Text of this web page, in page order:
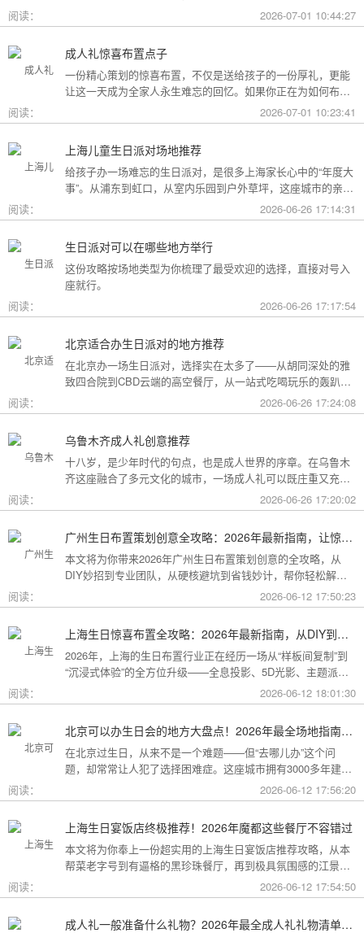
用构成参考，你可以看看哪种更贴合自己的情况。
阅读： 2026-07-01 10:44:27
成人礼惊喜布置点子
一份精心策划的惊喜布置，不仅是送给孩子的一份厚礼，更能
让这一天成为全家人永生难忘的回忆。如果你正在为如何布置
而头疼，不妨收下这份成人礼惊喜布置全攻略，从主题风格到
细节创意，帮你打造一场仪式感爆棚的成年盛典。
阅读： 2026-07-01 10:23:41
上海儿童生日派对场地推荐
给孩子办一场难忘的生日派对，是很多上海家长心中的“年度大
事”。从浦东到虹口，从室内乐园到户外草坪，这座城市的亲子
友好型场地选择越来越丰富。不过场地多了，选择也成了难
题。这份攻略按类型为你盘点了上海热门的儿童生日派对场
阅读： 2026-06-26 17:14:31
生日派对可以在哪些地方举行
这份攻略按场地类型为你梳理了最受欢迎的选择，直接对号入
座就行。
阅读：
2026-06-26 17:17:54
北京适合办生日派对的地方推荐
在北京办一场生日派对，选择实在太多了——从胡同深处的雅
致四合院到CBD云端的高空餐厅，从一站式吃喝玩乐的轰趴别
墅到充满野趣的京郊草坪。为了让你快速找到最心仪的那一
个，我把不同类型的场地分好了类，直接对号入座就行。
阅读： 2026-06-26 17:24:08
乌鲁木齐成人礼创意推荐
十八岁，是少年时代的句点，也是成人世界的序章。在乌鲁木
齐这座融合了多元文化的城市，一场成人礼可以既庄重又充满
创意。这份攻略为你梳理了从传统仪式到现代派对的多种可
能，希望能帮你找到最独特的那一种。
阅读： 2026-06-26 17:20:02
广州生日布置策划创意全攻略：2026年最新指南，让惊喜成为最难忘的记忆
本文将为你带来2026年广州生日布置策划创意的全攻略，从
DIY妙招到专业团队，从硬核避坑到省钱妙计，帮你轻松解锁
阅读： 2026-06-12 17:50:23
上海生日惊喜布置全攻略：2026年最新指南，从DIY到专业策划一站搞定
2026年，上海的生日布置行业正在经历一场从“样板间复制”到
“沉浸式体验”的全方位升级——全息投影、5D光影、主题派对
套餐层出不穷。本文将为你带来上海生日惊喜布置的2026年最
新全攻略，从低成本DIY到高端定制，从惊喜创意到趋势解
阅读： 2026-06-12 18:01:30
北京可以办生日会的地方大盘点！2026年最全场地指南，总有一款适合你
在北京过生日，从来不是一个难题——但“去哪儿办”这个问
题，却常常让人犯了选择困难症。这座城市拥有3000多年建城
史，既有恢弘大气的皇家园林、典雅别致的胡同四合院，也有
摩登时尚的CBD高空餐厅、融合传统与现代的潮人打卡地。无
友圈的派对，还是带小朋友度过一个充满童趣的生日，这篇
2026年北京生日会场地全指南都能帮你找到答案！
阅读： 2026-06-12 17:56:20
上海生日宴饭店终极推荐！2026年魔都这些餐厅不容错过
本文将为你奉上一份超实用的上海生日宴饭店推荐攻略，从本
帮菜老字号到有逼格的黑珍珠餐厅，再到极具氛围感的江景私
房餐厅，全方位承包你的生日派对需求，相信一定能解决你的
挑选难题！
阅读： 2026-06-12 17:54:50
成人礼一般准备什么礼物？2026年最全成人礼礼物清单：父母、长辈、朋友一篇搞定